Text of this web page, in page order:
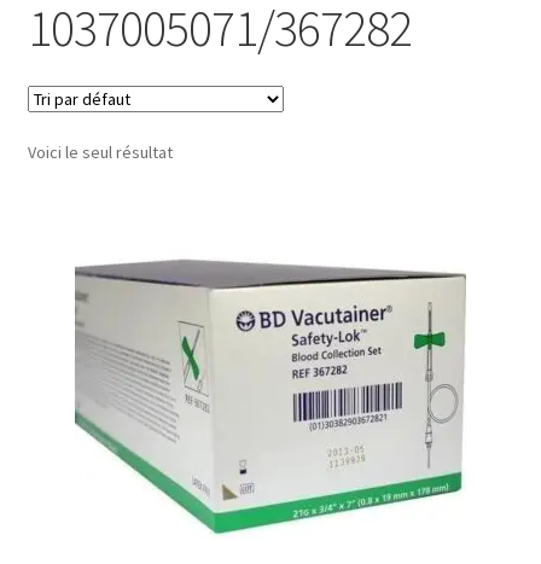
Accessoires Salle de bain
Pro.
0.00 €
1037005071/367282
Voici le seul résultat